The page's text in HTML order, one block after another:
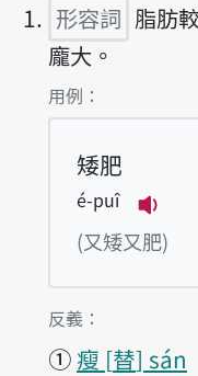
形容詞 脂肪
龐大。
第1項釋義的
用例：
矮肥
é-puî
播放
(又矮又肥)
第1項釋義的
反義：
① 瘦 替 sán